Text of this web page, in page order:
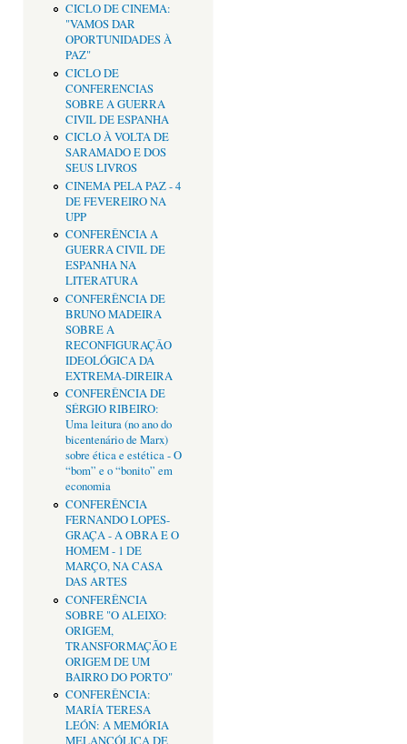
CICLO DE CINEMA:
"VAMOS DAR
OPORTUNIDADES À
PAZ"
CICLO DE
CONFERENCIAS
SOBRE A GUERRA
CIVIL DE ESPANHA
CICLO À VOLTA DE
SARAMADO E DOS
SEUS LIVROS
CINEMA PELA PAZ - 4
DE FEVEREIRO NA
UPP
CONFERÊNCIA A
GUERRA CIVIL DE
ESPANHA NA
LITERATURA
CONFERÊNCIA DE
BRUNO MADEIRA
SOBRE A
RECONFIGURAÇÂO
IDEOLÓGICA DA
EXTREMA-DIREIRA
CONFERÊNCIA DE
SÉRGIO RIBEIRO:
Uma leitura (no ano do
bicentenário de Marx)
sobre ética e estética - O
“bom” e o “bonito” em
economia
CONFERÊNCIA
FERNANDO LOPES-
GRAÇA - A OBRA E O
HOMEM - 1 DE
MARÇO, NA CASA
DAS ARTES
CONFERÊNCIA
SOBRE "O ALEIXO:
ORIGEM,
TRANSFORMAÇÃO E
ORIGEM DE UM
BAIRRO DO PORTO"
CONFERÊNCIA:
MARÍA TERESA
LEÓN: A MEMÓRIA
MELANCÓLICA DE